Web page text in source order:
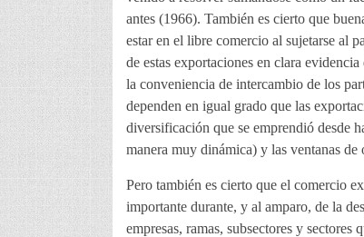
antes (1966). También es cierto que
estar en el libre comercio al sujetarse al
de estas exportaciones en clara
la conveniencia de intercambio de los
dependen en igual grado que las
diversificación que se emprendió desde
manera muy dinámica) y las ventanas
Pero también es cierto que el comercio
importante durante, y al amparo, de la
empresas, ramas, subsectores y